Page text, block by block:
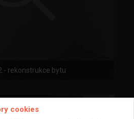
- rekonstrukce bytu
cookies